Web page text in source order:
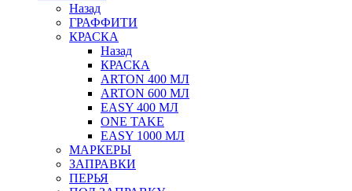
Назад
ГРАФФИТИ
КРАСКА
Назад
КРАСКА
ARTON 400 МЛ
ARTON 600 МЛ
EASY 400 МЛ
ONE TAKE
EASY 1000 МЛ
МАРКЕРЫ
ЗАПРАВКИ
ПЕРЬЯ